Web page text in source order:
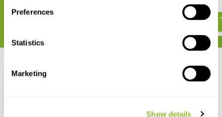
Preferences
Statistics
Marketing
Show details
€ 20,92